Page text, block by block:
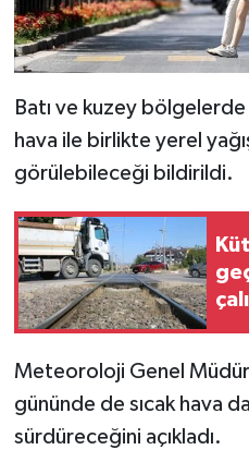
Batı ve kuzey
hava ile birlikte yerel
görülebileceği bildirildi.
Meteoroloji Genel
gününde de sıcak hava
sürdüreceğini açıkladı.
Tavşanlı
Türkiye
Yaşam
Yemek Tarifleri